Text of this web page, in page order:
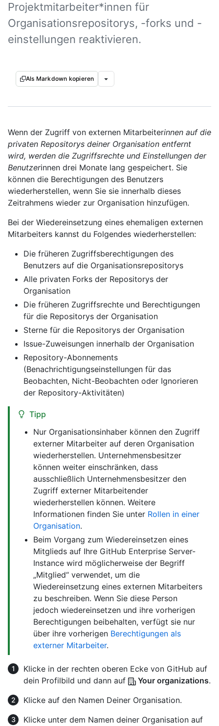
Projektmitarbeiter*innen für
Organisationsrepositorys, -forks und -
einstellungen reaktivieren.
Als Markdown kopieren
Wenn der Zugriff von externen Mitarbeiterinnen auf die
privaten Repositorys deiner Organisation entfernt
wird, werden die Zugriffsrechte und Einstellungen der
Benutzerinnen drei Monate lang gespeichert. Sie
können die Berechtigungen des Benutzers
wiederherstellen, wenn Sie sie innerhalb dieses
Zeitrahmens wieder zur Organisation hinzufügen.
Bei der Wiedereinsetzung eines ehemaligen externen
Mitarbeiters kannst du Folgendes wiederherstellen:
Die früheren Zugriffsberechtigungen des
Benutzers auf die Organisationsrepositorys
Alle privaten Forks der Repositorys der
Organisation
Die früheren Zugriffsrechte und Berechtigungen
für die Repositorys der Organisation
Sterne für die Repositorys der Organisation
Issue-Zuweisungen innerhalb der Organisation
Repository-Abonnements
(Benachrichtigungseinstellungen für das
Beobachten, Nicht-Beobachten oder Ignorieren
der Repository-Aktivitäten)
Tipp
Nur Organisationsinhaber können den Zugriff
externer Mitarbeiter auf deren Organisation
wiederherstellen. Unternehmensbesitzer
können weiter einschränken, dass
ausschließlich Unternehmensbesitzer den
Zugriff externer Mitarbeitender
wiederherstellen können. Weitere
Informationen finden Sie unter Rollen in einer
Organisation.
Beim Vorgang zum Wiedereinsetzen eines
Mitglieds auf Ihre GitHub Enterprise Server-
Instance wird möglicherweise der Begriff
„Mitglied“ verwendet, um die
Wiedereinsetzung eines externen Mitarbeiters
zu beschreiben. Wenn Sie diese Person
jedoch wiedereinsetzen und ihre vorherigen
Berechtigungen beibehalten, verfügt sie nur
über ihre vorherigen Berechtigungen als
externer Mitarbeiter.
Klicke in der rechten oberen Ecke von GitHub auf
dein Profilbild und dann auf
Your organizations.
Klicke auf den Namen Deiner Organisation.
Klicke unter dem Namen deiner Organisation auf